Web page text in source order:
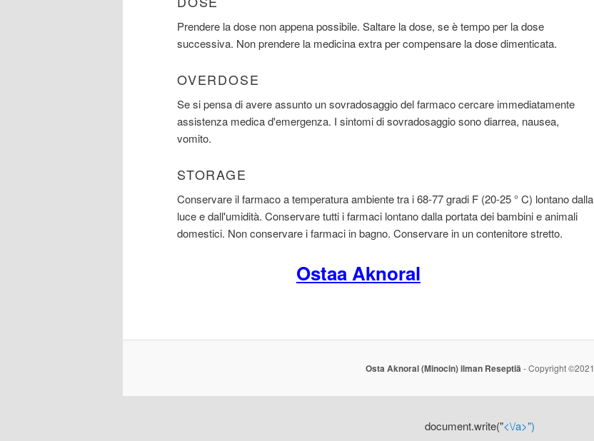
Prendere la dose non appena possibile. Saltare la dose, se è tempo per la dose
successiva. Non prendere la medicina extra per compensare la dose dimenticata.
OVERDOSE
Se si pensa di avere assunto un sovradosaggio del farmaco cercare immediatamente
assistenza medica d'emergenza. I sintomi di sovradosaggio sono diarrea, nausea,
vomito.
STORAGE
Conservare il farmaco a temperatura ambiente tra i 68-77 gradi F (20-25 ° C) lontano dalla
luce e dall'umidità. Conservare tutti i farmaci lontano dalla portata dei bambini e animali
domestici. Non conservare i farmaci in bagno. Conservare in un contenitore stretto.
Ostaa Aknoral
Osta Aknoral (Minocin) ilman Reseptiä - Copyright ©2021
document.write("<\/a>")